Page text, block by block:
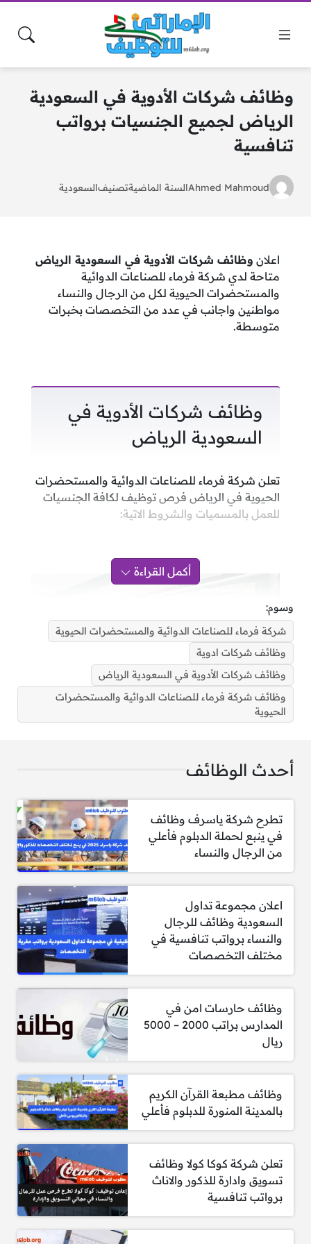
وظائف شركات الأدوية في السعودية
الرياض لجميع الجنسيات برواتب
تنافسية
Ahmed Mahmoudالسنة الماضيةتصنيفالسعودية
اعلان وظائف شركات الأدوية في السعودية الرياض
متاحة لدي شركة فرماء للصناعات الدوائية
والمستحضرات الحيوية لكل من الرجال والنساء
مواطنين واجانب في عدد من التخصصات بخبرات
متوسطة.
وظائف شركات الأدوية في
السعودية الرياض
تعلن شركة فرماء للصناعات الدوائية والمستحضرات
الحيوية في الرياض فرص توظيف لكافة الجنسيات
للعمل بالمسميات والشروط الاتية:
وظائف شركات الأدوية في السعودية الرياض لجميع
1- مطلوب مشرف المشتريات والخدمات
اللوجستية
المؤهلات والمهارات المطلوبة:
خبرة عملية لا تقل عن 5 سنوات في مجال
المشتريات والخدمات اللوجستية، ويفضل أن
تكون في قطاع الصناعات الدوائية.
يفضل الحصول على درجة البكالوريوس في أحد
التخصصات التالية: الهندسة الصناعية، الكيمياء،
أو الكيمياء الحيوية.
إجادة اللغة الإنجليزية تحدثًا وكتابة وفهمًا.
إلمام جيد باستخدام برامج Microsoft Office
(Excel، Word، PowerPoint وغيرها) إلى جانب
التعامل مع الإنترنت بفعالية.
معرفة بأنظمة تخطيط موارد المؤسسات
(ERP)، ويفضل نظام Epicor.
أكمل القراءة
وسوم:
شركة فرماء للصناعات الدوائية والمستحضرات الحيوية
وظائف شركات ادوية
وظائف شركات الأدوية في السعودية الرياض
وظائف شركة فرماء للصناعات الدوائية والمستحضرات
الحيوية
أحدث الوظائف
تطرح شركة ياسرف وظائف
في ينبع لحملة الدبلوم فأعلي
من الرجال والنساء
اعلان مجموعة تداول
السعودية وظائف للرجال
والنساء برواتب تنافسية في
مختلف التخصصات
وظائف حارسات امن في
المدارس براتب 2000 – 5000
ريال
وظائف مطبعة القرآن الكريم
بالمدينة المنورة للدبلوم فأعلي
تعلن شركة كوكا كولا وظائف
تسويق وادارة للذكور والاناث
برواتب تنافسية